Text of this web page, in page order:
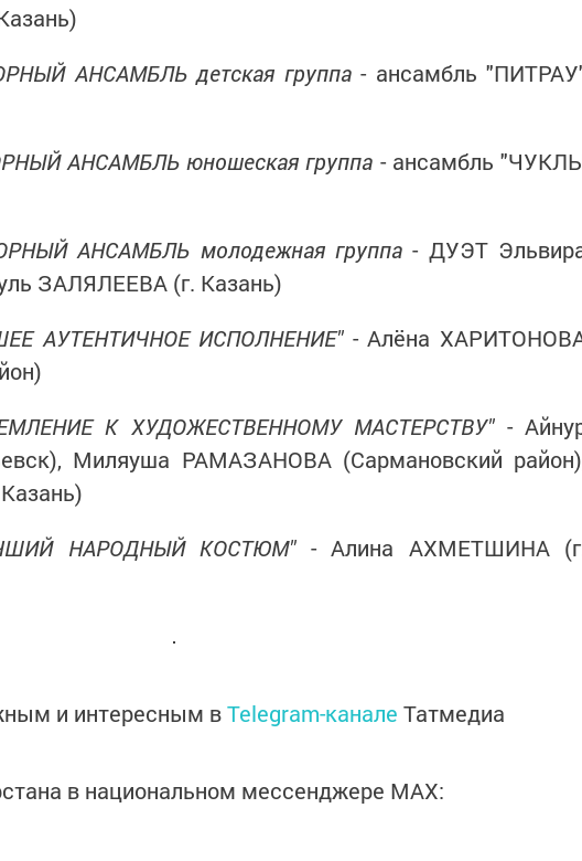
АНСАМБЛЬ детская группа- ансамбль
АНСАМБЛЬ юношеская группа - ансамбль
АНСАМБЛЬ молодежная группа- ДУЭТ
ЗАЛЯЛЕЕВА (г. Казань)
АУТЕНТИЧНОЕ ИСПОЛНЕНИЕ"- Алёна
К ХУДОЖЕСТВЕННОМУ МАСТЕРСТВУ"-
Миляуша РАМАЗАНОВА (Сармановский
НАРОДНЫЙ КОСТЮМ"- Алина АХМЕТШИНА
и интересным вTelegram-канале Татмедиа
в национальном мессенджере MАХ: